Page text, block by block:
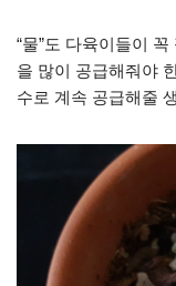
“물”도 다육이들이
을 많이 공급해줘야
수로 계속 공급해줄